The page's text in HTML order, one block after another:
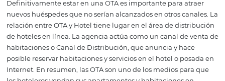
de alojamiento. Los hoteles que ponen sus habitaciones
venta en OTA's pagan una comisión sobre el valor de la
vendida. La definición de este valor es variable y se
individualmente al comienzo de la negociación. Las
invierten mucho en acciones de publicidad y marketing
viajeros, además de facilitar la elección de un hotel o